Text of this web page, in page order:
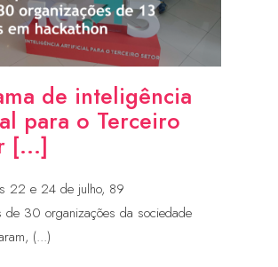
de inteligência
para o Terceiro
[...]
22 e 24 de julho, 89
de 30 organizações da sociedade
(...)